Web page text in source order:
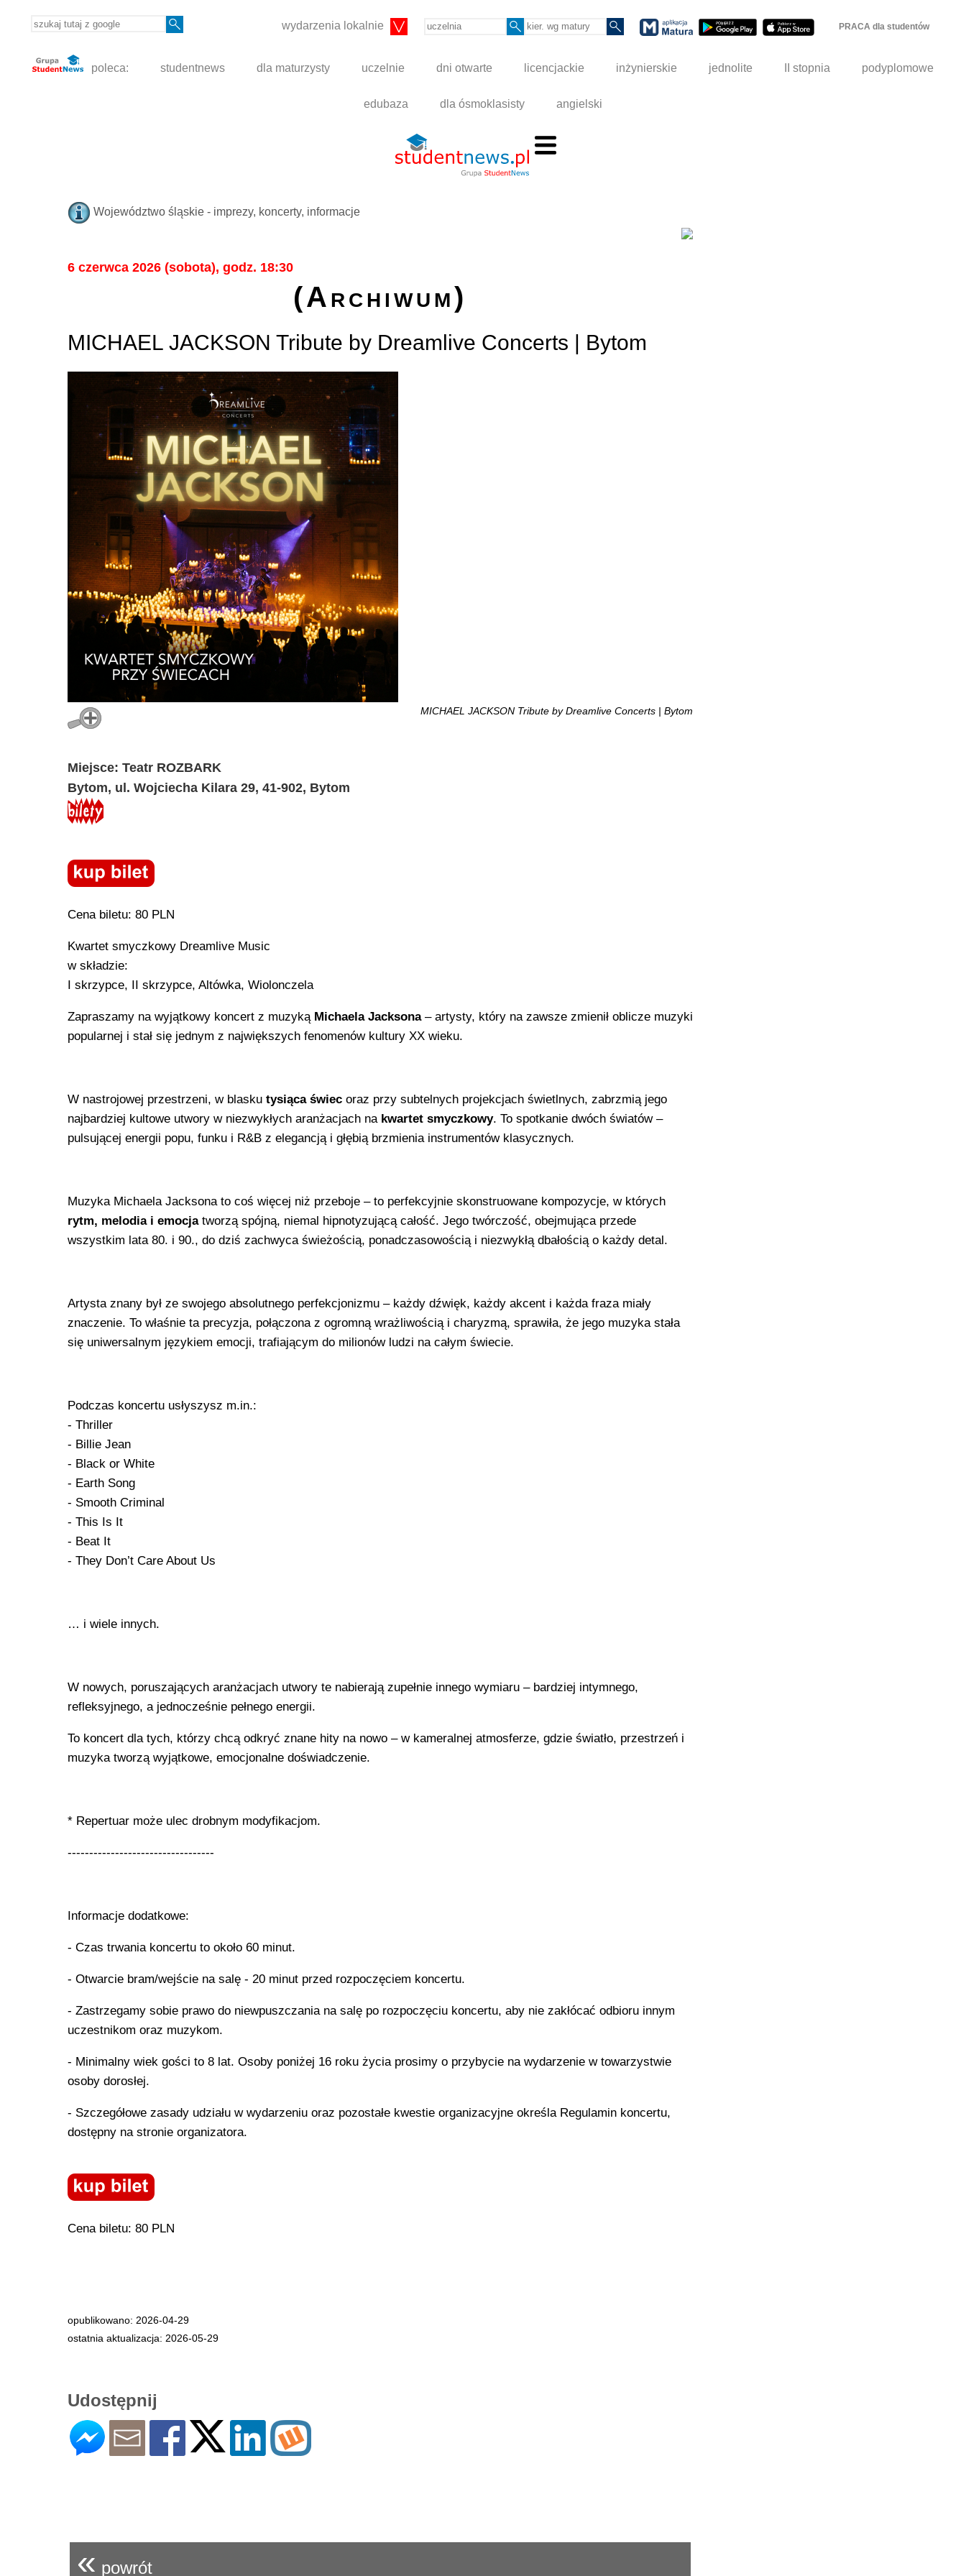
wydarzenia lokalnie PRACA dla studentów
poleca: studentnews dla maturzysty uczelnie dni otwarte licencjackie inżynierskie jednolite II stopnia podyplomowe
edubaza dla ósmoklasisty angielski
Województwo śląskie - imprezy, koncerty, informacje
6 czerwca 2026 (sobota), godz. 18:30
(Archiwum)
MICHAEL JACKSON Tribute by Dreamlive Concerts | Bytom
MICHAEL JACKSON Tribute by Dreamlive Concerts | Bytom
Miejsce: Teatr ROZBARK
Bytom, ul. Wojciecha Kilara 29, 41-902, Bytom
Cena biletu: 80 PLN
Kwartet smyczkowy Dreamlive Music
w składzie:
I skrzypce, II skrzypce, Altówka, Wiolonczela
Zapraszamy na wyjątkowy koncert z muzyką Michaela Jacksona– artysty, który na zawsze zmienił oblicze muzyki
popularnej i stał się jednym z największych fenomenów kultury XX wieku.
W nastrojowej przestrzeni, w blasku tysiąca świec oraz przy subtelnych projekcjach świetlnych, zabrzmią jego
najbardziej kultowe utwory w niezwykłych aranżacjach na kwartet smyczkowy. To spotkanie dwóch światów –
pulsującej energii popu, funku i R&B z elegancją i głębią brzmienia instrumentów klasycznych.
Muzyka Michaela Jacksona to coś więcej niż przeboje – to perfekcyjnie skonstruowane kompozycje, w których
rytm, melodia i emocjatworzą spójną, niemal hipnotyzującą całość. Jego twórczość, obejmująca przede
wszystkim lata 80. i 90., do dziś zachwyca świeżością, ponadczasowością i niezwykłą dbałością o każdy detal.
Artysta znany był ze swojego absolutnego perfekcjonizmu – każdy dźwięk, każdy akcent i każda fraza miały
znaczenie. To właśnie ta precyzja, połączona z ogromną wrażliwością i charyzmą, sprawiła, że jego muzyka stała
się uniwersalnym językiem emocji, trafiającym do milionów ludzi na całym świecie.
Podczas koncertu usłyszysz m.in.:
- Thriller
- Billie Jean
- Black or White
- Earth Song
- Smooth Criminal
- This Is It
- Beat It
- They Don’t Care About Us
… i wiele innych.
W nowych, poruszających aranżacjach utwory te nabierają zupełnie innego wymiaru – bardziej intymnego,
refleksyjnego, a jednocześnie pełnego energii.
To koncert dla tych, którzy chcą odkryć znane hity na nowo – w kameralnej atmosferze, gdzie światło, przestrzeń i
muzyka tworzą wyjątkowe, emocjonalne doświadczenie.
* Repertuar może ulec drobnym modyfikacjom.
----------------------------------
Informacje dodatkowe:
- Czas trwania koncertu to około 60 minut.
- Otwarcie bram/wejście na salę - 20 minut przed rozpoczęciem koncertu.
- Zastrzegamy sobie prawo do niewpuszczania na salę po rozpoczęciu koncertu, aby nie zakłócać odbioru innym
uczestnikom oraz muzykom.
- Minimalny wiek gości to 8 lat. Osoby poniżej 16 roku życia prosimy o przybycie na wydarzenie w towarzystwie
osoby dorosłej.
- Szczegółowe zasady udziału w wydarzeniu oraz pozostałe kwestie organizacyjne określa Regulamin koncertu,
dostępny na stronie organizatora.
Cena biletu: 80 PLN
opublikowano: 2026-04-29
ostatnia aktualizacja: 2026-05-29
Udostępnij
« powrót